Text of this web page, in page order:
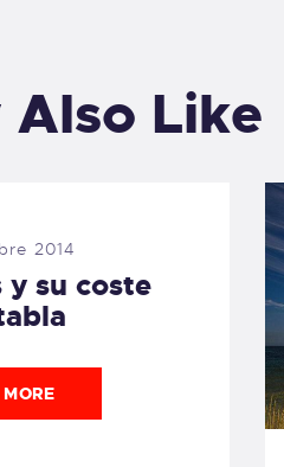
Also Like
2014
su coste